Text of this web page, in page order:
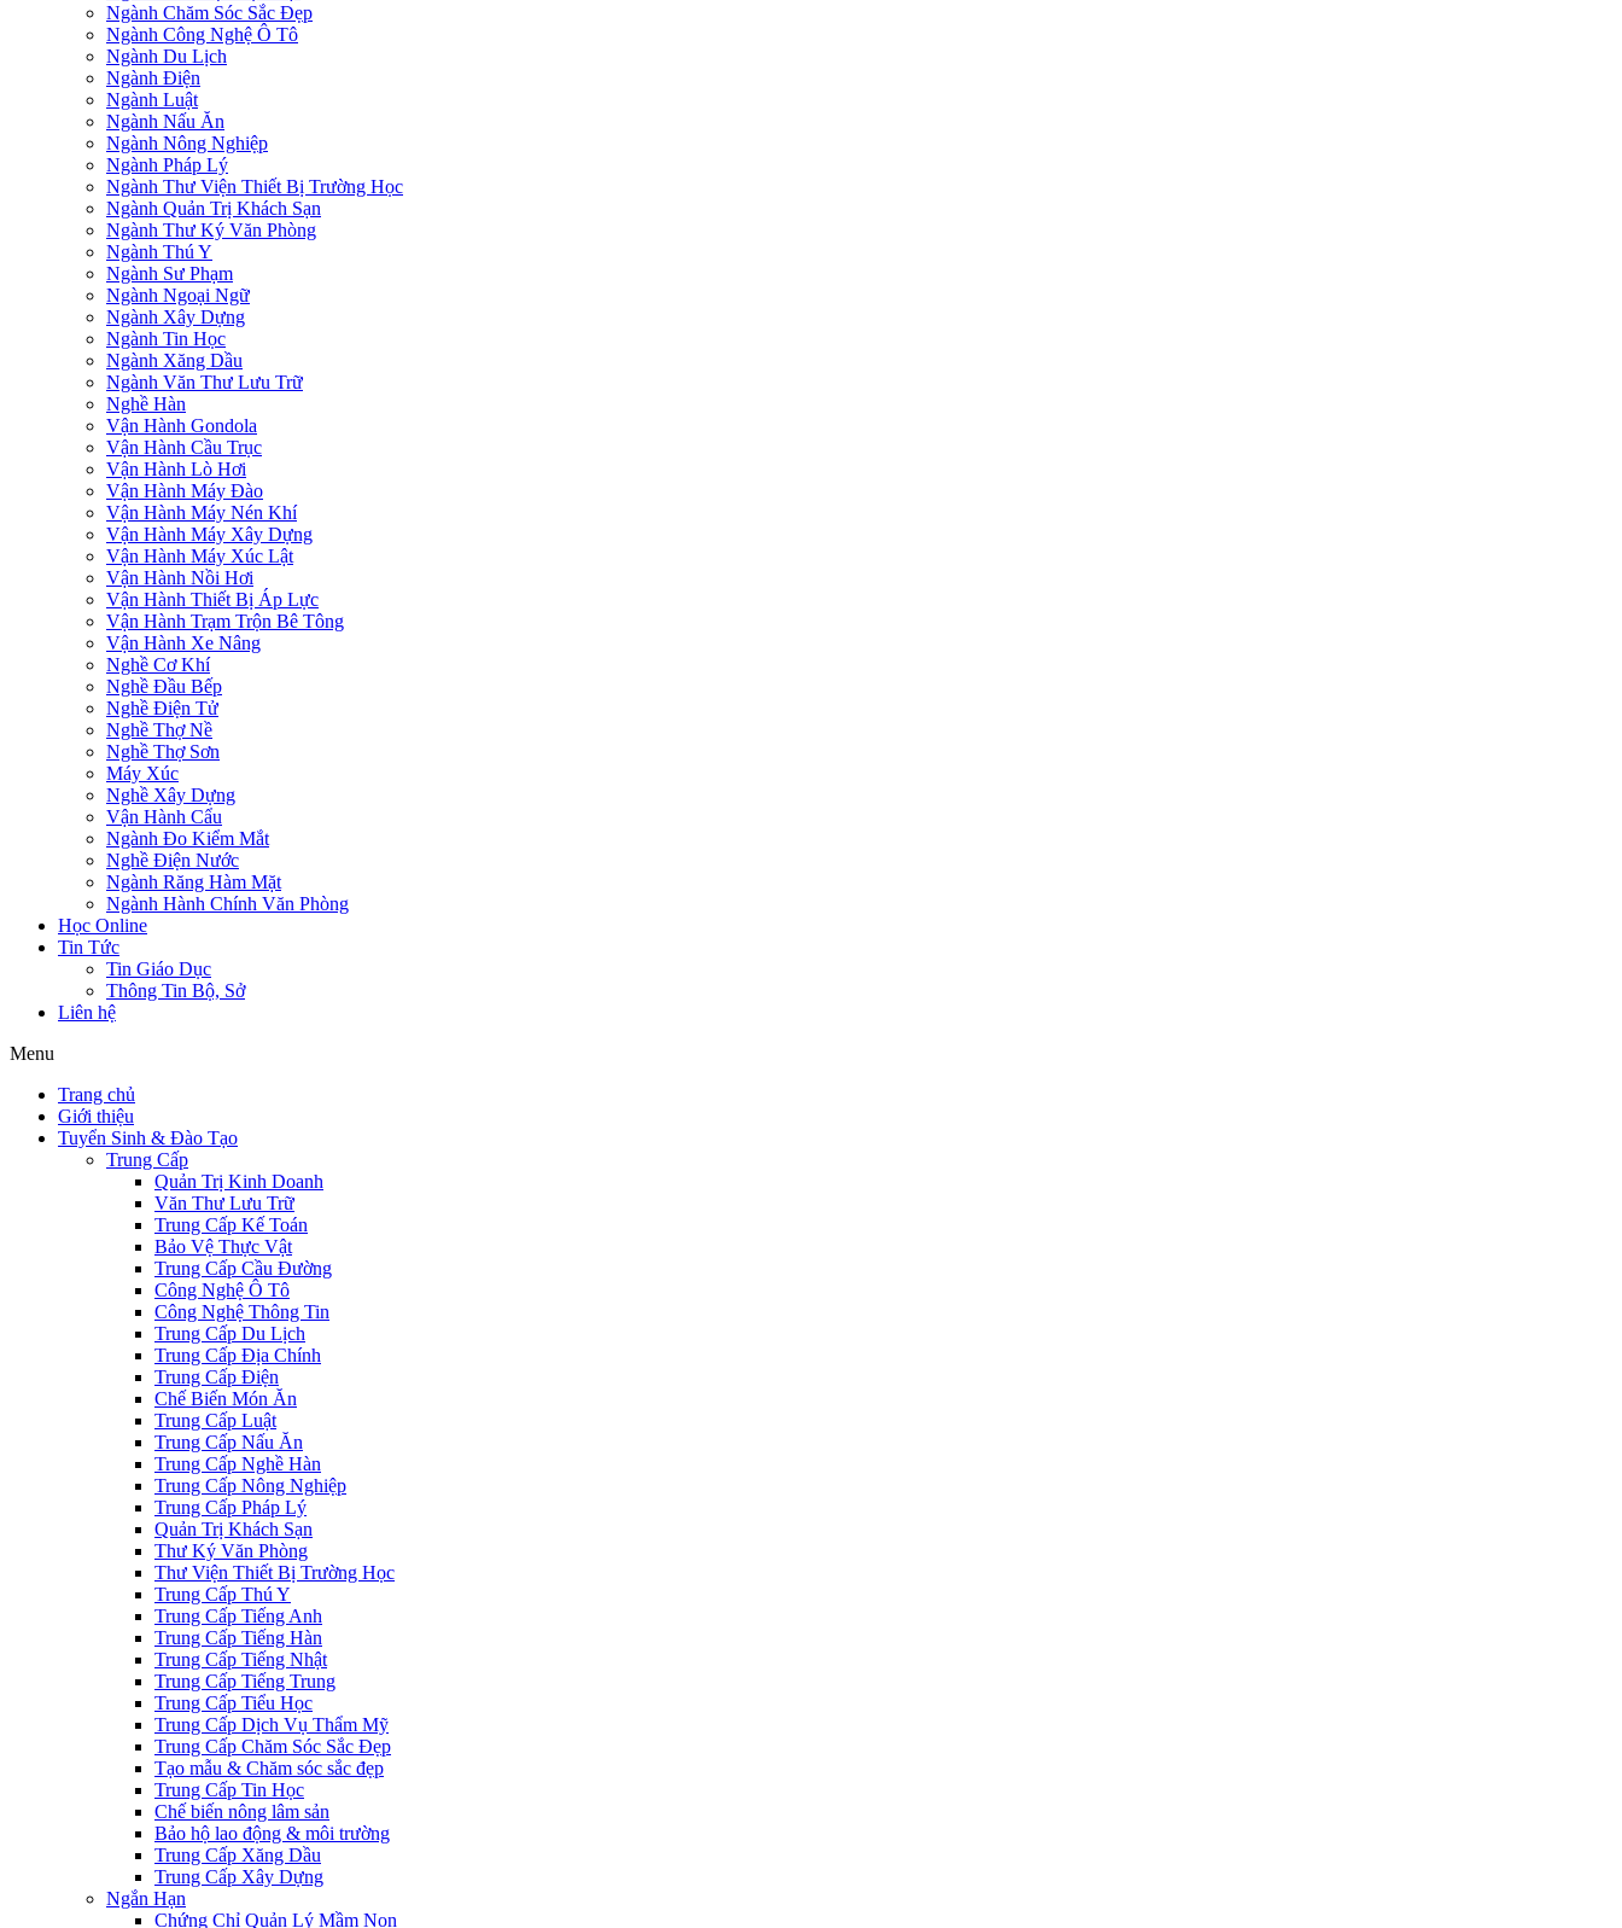
Ngành Chăm Sóc Sắc Đẹp
Ngành Công Nghệ Ô Tô
Ngành Du Lịch
Ngành Điện
Ngành Luật
Ngành Nấu Ăn
Ngành Nông Nghiệp
Ngành Pháp Lý
Ngành Thư Viện Thiết Bị Trường Học
Ngành Quản Trị Khách Sạn
Ngành Thư Ký Văn Phòng
Ngành Thú Y
Ngành Sư Phạm
Ngành Ngoại Ngữ
Ngành Xây Dựng
Ngành Tin Học
Ngành Xăng Dầu
Ngành Văn Thư Lưu Trữ
Nghề Hàn
Vận Hành Gondola
Vận Hành Cầu Trục
Vận Hành Lò Hơi
Vận Hành Máy Đào
Vận Hành Máy Nén Khí
Vận Hành Máy Xây Dựng
Vận Hành Máy Xúc Lật
Vận Hành Nồi Hơi
Vận Hành Thiết Bị Áp Lực
Vận Hành Trạm Trộn Bê Tông
Vận Hành Xe Nâng
Nghề Cơ Khí
Nghề Đầu Bếp
Nghề Điện Tử
Nghề Thợ Nề
Nghề Thợ Sơn
Máy Xúc
Nghề Xây Dựng
Vận Hành Cẩu
Ngành Đo Kiểm Mắt
Nghề Điện Nước
Ngành Răng Hàm Mặt
Ngành Hành Chính Văn Phòng
Học Online
Tin Tức
Tin Giáo Dục
Thông Tin Bộ, Sở
Liên hệ
Menu
Trang chủ
Giới thiệu
Tuyển Sinh & Đào Tạo
Trung Cấp
Quản Trị Kinh Doanh
Văn Thư Lưu Trữ
Trung Cấp Kế Toán
Bảo Vệ Thực Vật
Trung Cấp Cầu Đường
Công Nghệ Ô Tô
Công Nghệ Thông Tin
Trung Cấp Du Lịch
Trung Cấp Địa Chính
Trung Cấp Điện
Chế Biến Món Ăn
Trung Cấp Luật
Trung Cấp Nấu Ăn
Trung Cấp Nghề Hàn
Trung Cấp Nông Nghiệp
Trung Cấp Pháp Lý
Quản Trị Khách Sạn
Thư Ký Văn Phòng
Thư Viện Thiết Bị Trường Học
Trung Cấp Thú Y
Trung Cấp Tiếng Anh
Trung Cấp Tiếng Hàn
Trung Cấp Tiếng Nhật
Trung Cấp Tiếng Trung
Trung Cấp Tiểu Học
Trung Cấp Dịch Vụ Thẩm Mỹ
Trung Cấp Chăm Sóc Sắc Đẹp
Tạo mẫu & Chăm sóc sắc đẹp
Trung Cấp Tin Học
Chế biến nông lâm sản
Bảo hộ lao động & môi trường
Trung Cấp Xăng Dầu
Trung Cấp Xây Dựng
Ngắn Hạn
Chứng Chỉ Quản Lý Mầm Non